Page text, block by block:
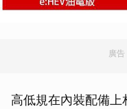
廣告
高低規在內裝配備